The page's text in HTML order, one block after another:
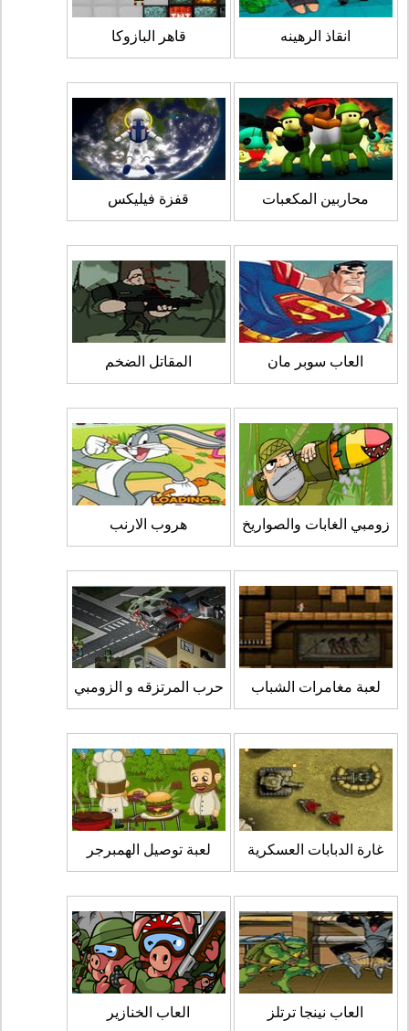
انقاذ الرهينه قاهر البازوكا
محاربين المكعبات قفزة فيليكس
العاب سوبر مان المقاتل الضخم
زومبي الغابات والصواريخ هروب الارنب
لعبة مغامرات الشباب حرب المرتزقه و الزومبي
غارة الدبابات العسكرية لعبة توصيل الهمبرجر
العاب نينجا ترتلز العاب الخنازير